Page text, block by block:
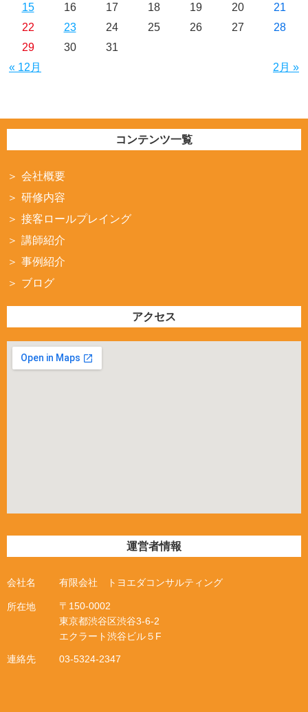
« 12月 2月 »
15
16 17 18 19 20
21
22
23 24 25 26 27
28
29
30 31
コンテンツ一覧
会社概要
研修内容
接客ロールプレイング
講師紹介
事例紹介
ブログ
アクセス
運営者情報
会社名 有限会社 トヨエダコンサルティング
所在地 〒 150-0002
東京都渋谷区渋谷3‐6‐2
エクラート渋谷ビル５ F
連絡先 03-5324-2347